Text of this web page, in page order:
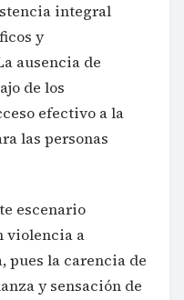
integral
y
ausencia de
de los
efectivo a la
las personas
escenario
violencia a
pues la carencia de
y sensación de